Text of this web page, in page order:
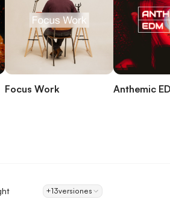
Focus Work Anthemic
+13versiones